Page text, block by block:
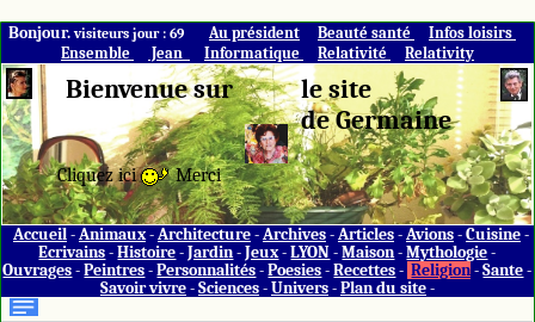
Bonjour.visiteurs jour : 69 Au président Beauté santé
Infos loisirs
Ensemble
Jean Informatique Relativité Relativity
Bienvenue sur
Cliquez ici Merci
le site
de Germaine
Accueil- Animaux- Architecture- Archives- Articles- Avions- Cuisine-
Ecrivains -Histoire -Jardin-Jeux-LYON -Maison-Mythologie -
Ouvrages -Peintres -Personnalités -Poesies -Recettes - Religion -Sante -
Savoir vivre- Sciences- Univers- Plan du site-